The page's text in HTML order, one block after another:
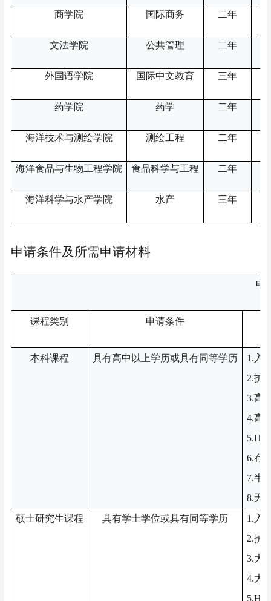
商学院 国际商务 二年
文法学院 公共管理 二年
外国语学院 国际中文教育 三年
药学院 药学 二年
海洋技术与测绘学院 测绘工程 二年
海洋食品与生物工程学院 食品科学与工程 二年
海洋科学与水产学院 水产 三年
申请条件及所需申请材料
申
课程类别 申请条件
本科课程 具有高中以上学历或具有同等学历
1.入
2.护
3.高
4.高
5.
6.存
7.半
8.无
硕士研究生课程
具有学士学位或具有同等学历 1. 入
2.护
3.大
4.大
5.H